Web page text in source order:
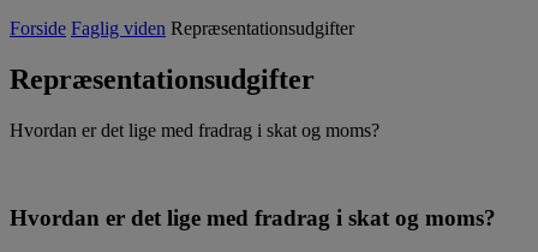
Forside Faglig viden Repræsentationsudgifter
Repræsentationsudgifter
Hvordan er det lige med fradrag i skat og moms?
Hvordan er det lige med fradrag i skat og moms?